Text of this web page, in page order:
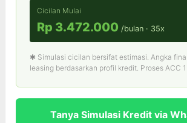
Cicilan Mulai
Rp 3.472.000 /bulan · 35x
✱ Simulasi cicilan bersifat estimasi. Angka
leasing berdasarkan profil kredit. Proses ACC 1
Tanya Simulasi Kredit via